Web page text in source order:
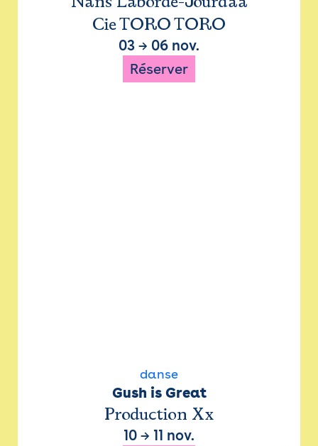
Cie TORO TORO
03 → 06 nov.
Réserver
danse
Gush is Great
Production Xx
10 → 11 nov.